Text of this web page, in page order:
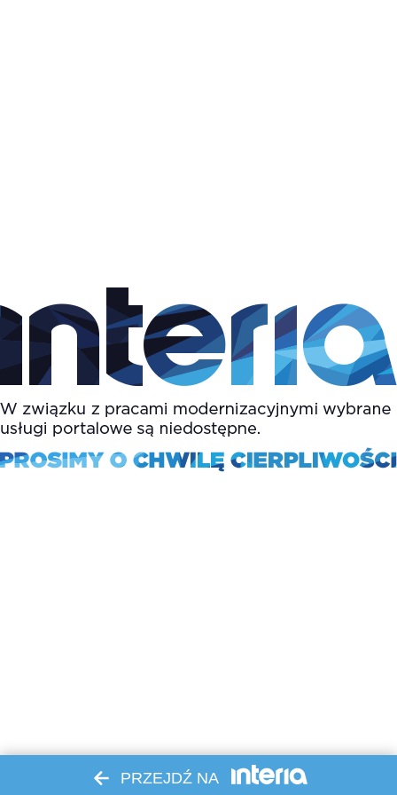
PRZEJDŹ NA